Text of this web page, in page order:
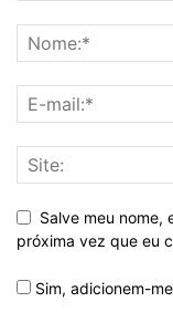
Salve meu nome,
próxima vez que eu
Sim, adicionem-